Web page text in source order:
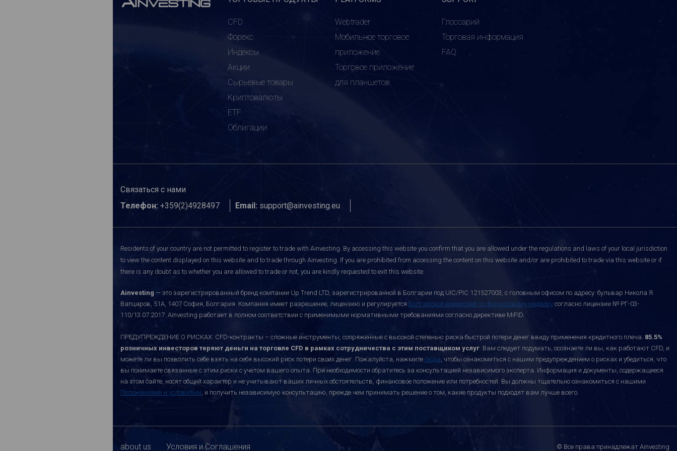
CFD
Форекс
Индексы
Акции
Сырьевые товары
Криптовалюты
ETF
Облигации
Webtrader
Мобильное торговое
приложение
Торговое приложение
для планшетов
Глоссарий
Торговая информация
FAQ
Связаться с нами
Телефон: +359(2)4928497 Email: support@ainvesting.eu
Residents of your country are not permitted to register to trade with Ainvesting. By accessing this website you confirm that you are allowed under the regulations and laws of your local jurisdiction
to view the content displayed on this website and to trade through Ainvesting. If you are prohibited from accessing the content on this website and/or are prohibited to trade via this website or if
there is any doubt as to whether you are allowed to trade or not, you are kindly requested to exit this website.
Ainvesting — это зарегистрированный бренд компании Up Trend LTD, зарегистрированной в Болгарии под UIC/PIC 121527003, с головным офисом по адресу: бульвар Никола Я.
Вапцаров, 51A, 1407 София, Болгария. Компания имеет разрешение, лицензию и регулируется Болгарской комиссией по финансовому надзору согласно лицензии № РГ-03-
110/13.07.2017. Ainvesting работает в полном соответствии с применимыми нормативными требованиями согласно директиве MiFID.
ПРЕДУПРЕЖДЕНИЕ О РИСКАХ: CFD-контракты – сложные инструменты, сопряжённые с высокой степенью риска быстрой потери денег ввиду применения кредитного плеча. 85.5%
розничных инвесторов теряют деньги на торговле CFD в рамках сотрудничества с этим поставщиком услуг. Вам следует подумать, осознаете ли вы, как работают CFD, и
можете ли вы позволить себе взять на себя высокий риск потери своих денег. Пожалуйста, нажмите сюда, чтобы ознакомиться с нашим предупреждением о рисках и убедиться, что
вы понимаете связанные с этим риски с учетом вашего опыта. При необходимости обратитесь за консультацией независимого эксперта. Информация и документы, содержащиеся
на этом сайте, носят общий характер и не учитывают ваших личных обстоятельств, финансовое положение или потребностей. Вы должны тщательно ознакомиться с нашими
Положениями и условиями, и получить независимую консультацию, прежде чем принимать решение о том, какие продукты подходят вам лучше всего.
about us Условия и Соглашения © Все права принадлежат Ainvesting